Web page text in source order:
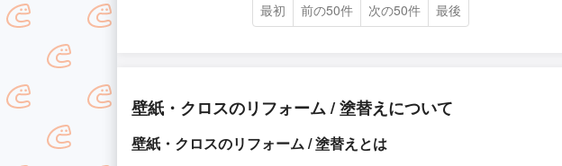
最初 前の50件 次の50件 最後
壁紙・クロスのリフォーム / 塗替えについて
壁紙・クロスのリフォーム / 塗替えとは